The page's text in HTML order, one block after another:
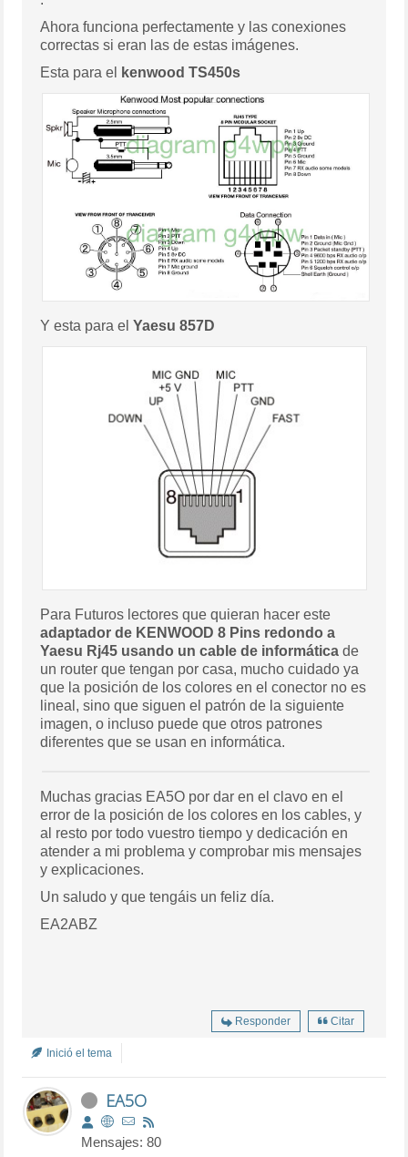
Ahora funciona perfectamente y las conexiones
correctas si eran las de estas imágenes.
Esta para el
kenwood TS450s
Y esta para elYaesu 857D
Para Futuros lectores que quieran hacer este
adaptador de KENWOOD 8 Pins redondo a
Yaesu Rj45 usando un cable de informática de
un router que tengan por casa, mucho cuidado ya
que la posición de los colores en el conector no es
lineal, sino que siguen el patrón de la siguiente
imagen, o incluso puede que otros patrones
diferentes que se usan en informática.
Muchas gracias EA5O por dar en el clavo en el
error de la posición de los colores en los cables, y
al resto por todo vuestro tiempo y dedicación en
atender a mi problema y comprobar mis mensajes
y explicaciones.
Un saludo y que tengáis un feliz día.
EA2ABZ
Responder Citar
Inició el tema
EA5O
Mensajes: 80